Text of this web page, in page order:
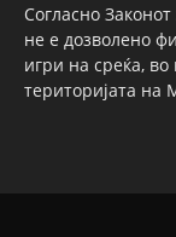
Согласно
не е дозволено
игри на среќа, во
територијата на